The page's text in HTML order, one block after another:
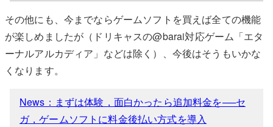
その他にも、今までならゲームソフトを買えば全ての機能
が楽しめましたが（ドリキャスの@barai対応ゲーム「エタ
ーナルアルカディア」などは除く）、今後はそうもいかな
くなります。
News：まずは体験，面白かったら追加料金を──セ
ガ，ゲームソフトに料金後払い方式を導入